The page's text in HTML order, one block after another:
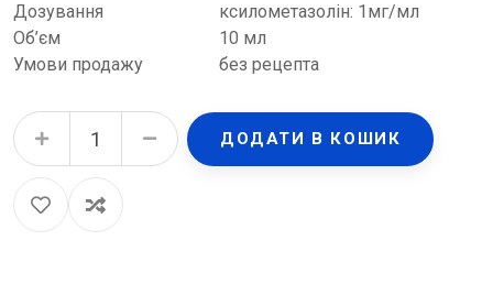
Дозування
ксилометазолін: 1мг/мл
Об’єм
10 мл
Умови продажу
без рецепта
Отривін з ментолом та евкаліптом спрей наз., доз. 0.1 % по 10 мл у флак. з розпил. quantity
ДОДАТИ В КОШИК